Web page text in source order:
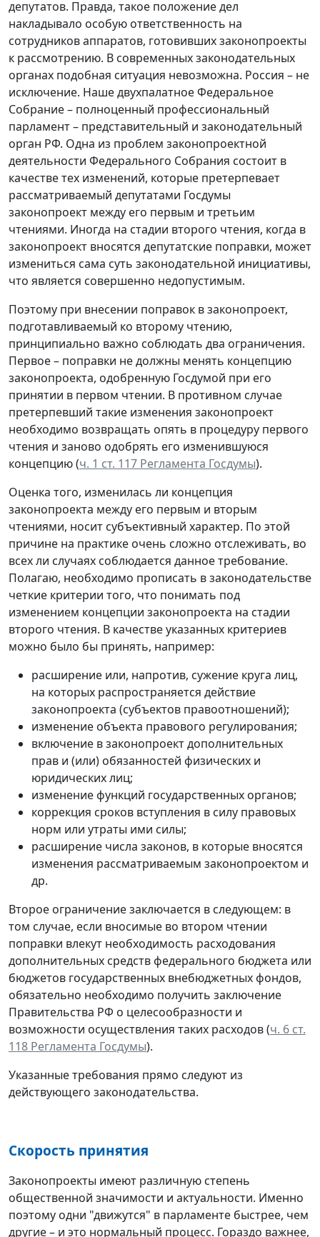
депутатов. Правда, такое положение дел
накладывало особую ответственность на
сотрудников аппаратов, готовивших законопроекты
к рассмотрению. В современных законодательных
органах подобная ситуация невозможна. Россия – не
исключение. Наше двухпалатное Федеральное
Собрание – полноценный профессиональный
парламент – представительный и законодательный
орган РФ. Одна из проблем законопроектной
деятельности Федерального Собрания состоит в
качестве тех изменений, которые претерпевает
рассматриваемый депутатами Госдумы
законопроект между его первым и третьим
чтениями. Иногда на стадии второго чтения, когда в
законопроект вносятся депутатские поправки, может
измениться сама суть законодательной инициативы,
что является совершенно недопустимым.
Поэтому при внесении поправок в законопроект,
подготавливаемый ко второму чтению,
принципиально важно соблюдать два ограничения.
Первое – поправки не должны менять концепцию
законопроекта, одобренную Госдумой при его
принятии в первом чтении. В противном случае
претерпевший такие изменения законопроект
необходимо возвращать опять в процедуру первого
чтения и заново одобрять его изменившуюся
концепцию (ч. 1 ст. 117 Регламента Госдумы).
Оценка того, изменилась ли концепция
законопроекта между его первым и вторым
чтениями, носит субъективный характер. По этой
причине на практике очень сложно отслеживать, во
всех ли случаях соблюдается данное требование.
Полагаю, необходимо прописать в законодательстве
четкие критерии того, что понимать под
изменением концепции законопроекта на стадии
второго чтения. В качестве указанных критериев
можно было бы принять, например:
расширение или, напротив, сужение круга лиц,
на которых распространяется действие
законопроекта (субъектов правоотношений);
изменение объекта правового регулирования;
включение в законопроект дополнительных
прав и (или) обязанностей физических и
юридических лиц;
изменение функций государственных органов;
коррекция сроков вступления в силу правовых
норм или утраты ими силы;
расширение числа законов, в которые вносятся
изменения рассматриваемым законопроектом и
др.
Второе ограничение заключается в следующем: в
том случае, если вносимые во втором чтении
поправки влекут необходимость расходования
дополнительных средств федерального бюджета или
бюджетов государственных внебюджетных фондов,
обязательно необходимо получить заключение
Правительства РФ о целесообразности и
возможности осуществления таких расходов (ч. 6 ст.
118 Регламента Госдумы).
Указанные требования прямо следуют из
действующего законодательства.
Скорость принятия
Законопроекты имеют различную степень
общественной значимости и актуальности. Именно
поэтому одни "движутся" в парламенте быстрее, чем
другие – и это нормальный процесс. Гораздо важнее,